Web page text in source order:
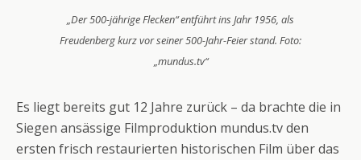
„Der 500-jährige Flecken“ entführt ins Jahr 1956, als
Freudenberg kurz vor seiner 500-Jahr-Feier stand. Foto:
„mundus.tv“
Es liegt bereits gut 12 Jahre zurück – da brachte die in
Siegen ansässige Filmproduktion mundus.tv den
ersten frisch restaurierten historischen Film über das